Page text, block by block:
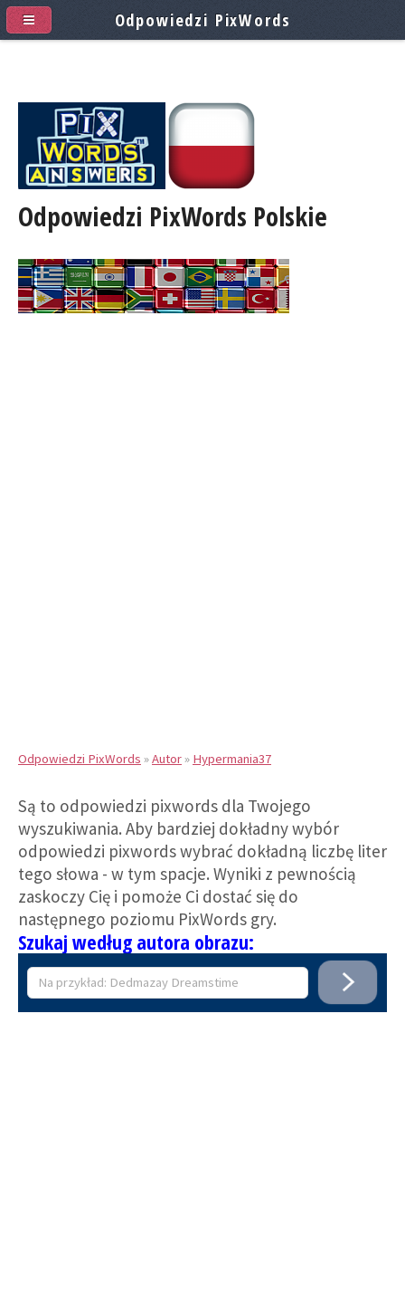
Odpowiedzi PixWords Polskie
Odpowiedzi PixWords »Autor» Hypermania37
Są to odpowiedzi pixwords dla Twojego
wyszukiwania. Aby bardziej dokładny wybór
odpowiedzi pixwords wybrać dokładną liczbę liter
tego słowa - w tym spacje. Wyniki z pewnością
zaskoczy Cię i pomoże Ci dostać się do
następnego poziomu PixWords gry.
Szukaj według autora obrazu:
Odpowiedzi PixWords